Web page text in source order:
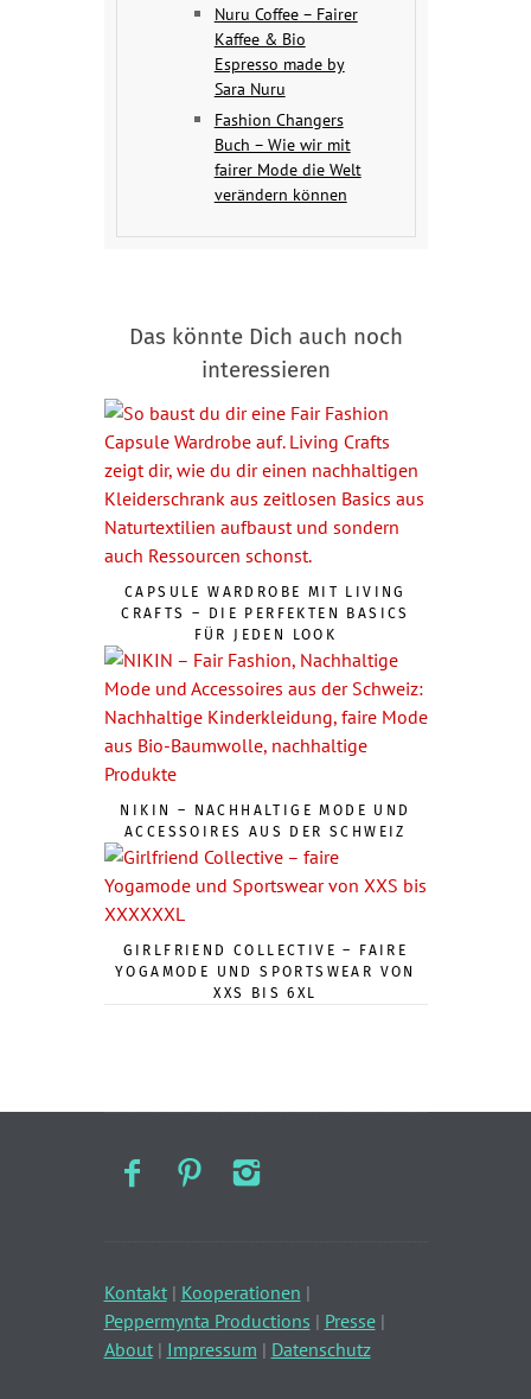
Nuru Coffee – Fairer
Kaffee & Bio
Espresso made by
Sara Nuru
Fashion Changers
Buch – Wie wir mit
fairer Mode die Welt
verändern können
Das könnte Dich auch noch
interessieren
CAPSULE WARDROBE MIT LIVING
CRAFTS – DIE PERFEKTEN BASICS
FÜR JEDEN LOOK
NIKIN – NACHHALTIGE MODE UND
ACCESSOIRES AUS DER SCHWEIZ
GIRLFRIEND COLLECTIVE – FAIRE
YOGAMODE UND SPORTSWEAR VON
XXS BIS 6XL
Kontakt| Kooperationen |
Peppermynta Productions | Presse|
About| Impressum | Datenschutz